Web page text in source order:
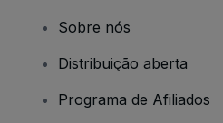
Sobre nós
Distribuição aberta
Programa de Afiliados